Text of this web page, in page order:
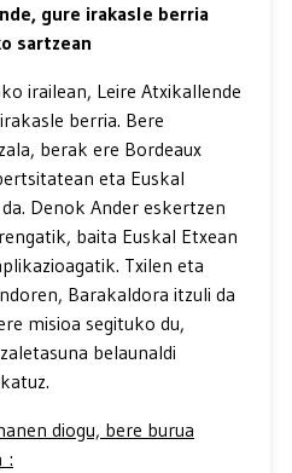
gure irakasle berria
sartzean
irailean, Leire Atxikallende
berria. Bere
berak ere Bordeaux
eta Euskal
Denok Ander eskertzen
baita Euskal Etxean
Txilen eta
Barakaldora itzuli da
misioa segituko du,
belaunaldi
diogu, bere burua
: